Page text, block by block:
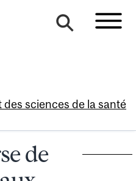
sciences de la santé
de